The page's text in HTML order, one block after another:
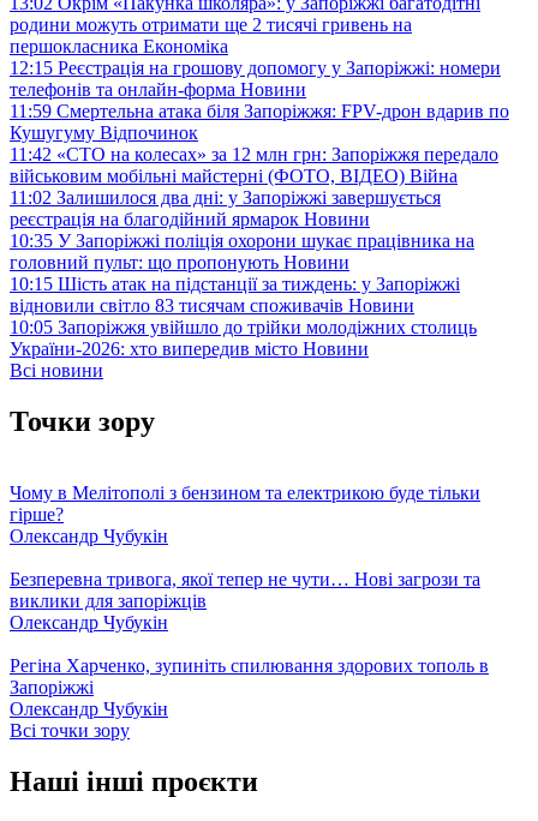
родини можуть отримати ще 2 тисячі гривень на
першокласника Економіка
12:15 Реєстрація на грошову допомогу у Запоріжжі: номери
телефонів та онлайн-форма Новини
11:59 Смертельна атака біля Запоріжжя: FPV-дрон вдарив по
Кушугуму Відпочинок
11:42 «СТО на колесах» за 12 млн грн: Запоріжжя передало
військовим мобільні майстерні (ФОТО, ВІДЕО) Війна
11:02 Залишилося два дні: у Запоріжжі завершується
реєстрація на благодійний ярмарок Новини
10:35 У Запоріжжі поліція охорони шукає працівника на
головний пульт: що пропонують Новини
10:15 Шість атак на підстанції за тиждень: у Запоріжжі
відновили світло 83 тисячам споживачів Новини
10:05 Запоріжжя увійшло до трійки молодіжних столиць
України-2026: хто випередив місто Новини
Всі новини
Точки зору
Чому в Мелітополі з бензином та електрикою буде тільки
гірше?
Олександр Чубукін
Безперевна тривога, якої тепер не чути… Нові загрози та
виклики для запоріжців
Олександр Чубукін
Регіна Харченко, зупиніть спилювання здорових тополь в
Запоріжжі
Олександр Чубукін
Всі точки зору
Наші інші проєкти